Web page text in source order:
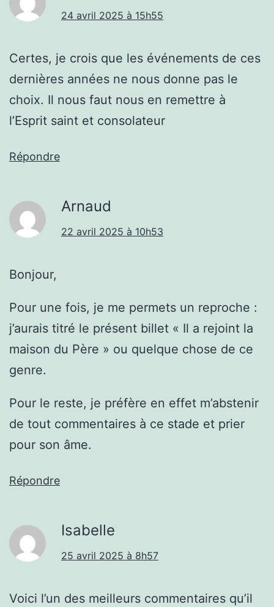
24 avril 2025 à 15h55
Certes, je crois que les événements de ces
dernières années ne nous donne pas le
choix. Il nous faut nous en remettre à
l’Esprit saint et consolateur
Répondre
Arnaud
22 avril 2025 à 10h53
Bonjour,
Pour une fois, je me permets un reproche :
j’aurais titré le présent billet « Il a rejoint la
maison du Père » ou quelque chose de ce
genre.
Pour le reste, je préfère en effet m’abstenir
de tout commentaires à ce stade et prier
pour son âme.
Répondre
Isabelle
25 avril 2025 à 8h57
Voici l’un des meilleurs commentaires qu’il